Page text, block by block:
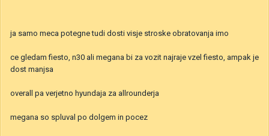
ja samo meca potegne tudi dosti visje stroske obratovanja imo
ce gledam fiesto, n30 ali megana bi za vozit najraje vzel fiesto, ampak je
dost manjsa
overall pa verjetno hyundaja za allrounderja
megana so spluval po dolgem in pocez